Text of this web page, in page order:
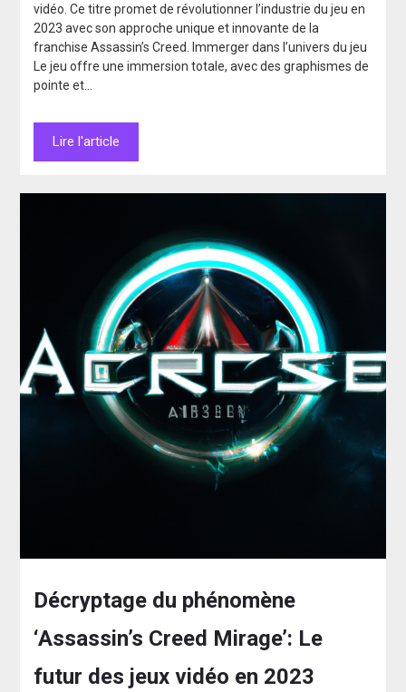
vidéo. Ce titre promet de révolutionner l’industrie du jeu en
2023 avec son approche unique et innovante de la
franchise Assassin’s Creed. Immerger dans l’univers du jeu
Le jeu offre une immersion totale, avec des graphismes de
pointe et…
Lire l'article
Décryptage du phénomène
‘Assassin’s Creed Mirage’: Le
futur des jeux vidéo en 2023